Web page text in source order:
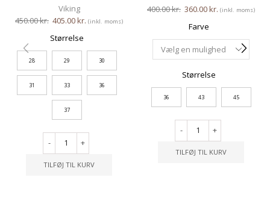
Viking
450.00kr. 405.00kr. (inkl. moms)
Størrelse
28 29 30
31 33 36
37
- +
TILFØJ TIL KURV
400.00kr. 360.00kr. (inkl. moms)
Farve
Størrelse
36 43 45
- +
TILFØJ TIL KURV